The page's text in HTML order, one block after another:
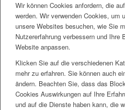
Wir können Cookies anfordern, die
werden. Wir verwenden Cookies, um
unsere Websites besuchen, wie Sie
Nutzererfahrung verbessern und Ihre
Website anpassen.
Klicken Sie auf die verschiedenen
mehr zu erfahren. Sie können auch
ändern. Beachten Sie, dass das
Cookies Auswirkungen auf Ihre
und auf die Dienste haben kann, die